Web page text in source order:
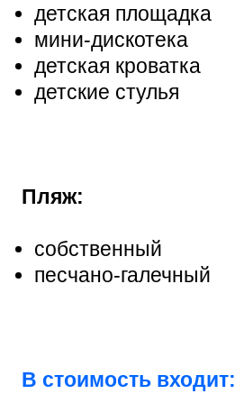
детская площадка
мини-дискотека
детская кроватка
детские стулья
Пляж:
собственный
песчано-галечный
В стоимость входит: